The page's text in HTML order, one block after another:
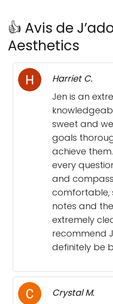
👍 Avis de
Aesthetics
Harriet C.
Jen is an
sweet and
goals
achieve
every
and
comfortable,
notes and
extremely
recommend
definitely be
Crystal M.